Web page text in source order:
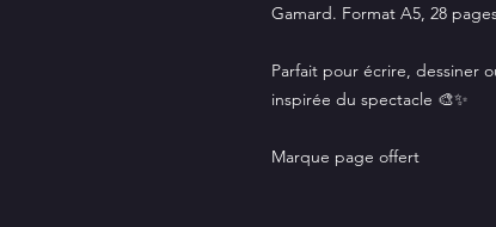
Gamard. Format A5, 28
Parfait pour écrire, dessiner
inspirée du spectacle 🎨✨
Marque page offert